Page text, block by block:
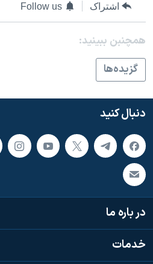
همایش محافظه‌کاران آمریکا «سی‌پک»
صفحه‌های ویژه
سفر پرزیدنت ترامپ به چین
اشتراک Follow us
همچنبن ببینید:
گزيده‌ها
دنبال کنید
در باره ما
خدمات